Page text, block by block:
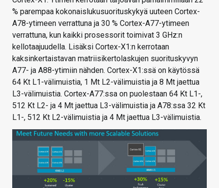
% parempaa kokonaislukusuorituskykyä uuteen Cortex-
A78-ytimeen verrattuna ja 30 % Cortex-A77-ytimeen
verrattuna, kun kaikki prosessorit toimivat 3 GHz:n
kellotaajuudella. Lisäksi Cortex-X1:n kerrotaan
kaksinkertaistavan matriisikertolaskujen suorituskyvyn
A77- ja A88-ytimiin nähden. Cortex-X1:ssä on käytössä
64 Kt L1-välimuistia, 1 Mt L2-välimuistia ja 8 Mt jaettua
L3-välimuistia. Cortex-A77:ssa on puolestaan 64 Kt L1-,
512 Kt L2- ja 4 Mt jaettua L3-välimuistia ja A78:ssa 32 Kt
L1-, 512 Kt L2-välimuistia ja 4 Mt jaettua L3-välimuistia.